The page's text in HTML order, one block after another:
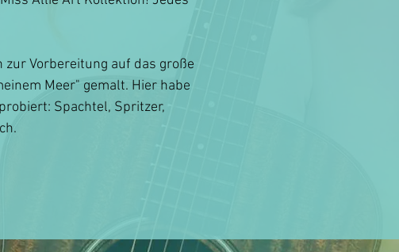
zur Vorbereitung auf das große
Meer" gemalt. Hier habe
Spachtel, Spritzer,